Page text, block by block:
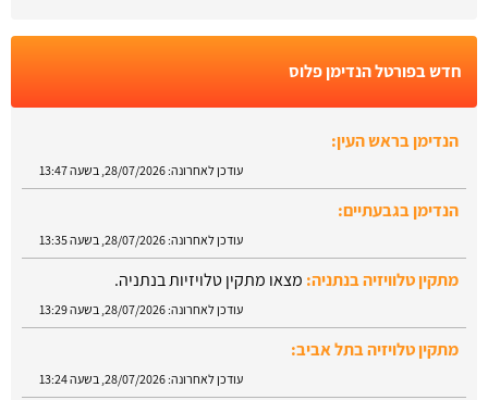
חדש בפורטל הנדימן פלוס
הנדימן בראש העין:
עודכן לאחרונה:28/07/2026, בשעה 13:47
הנדימן בגבעתיים:
עודכן לאחרונה: 28/07/2026, בשעה 13:35
מתקין טלוויזיה בנתניה:
עודכן לאחרונה: 28/07/2026, בשעה 13:29
מתקין טלויזיה בתל אביב:
עודכן לאחרונה: 28/07/2026, בשעה 13:24
הנדימן בטבריה:
עודכן לאחרונה: 28/07/2026, בשעה 13:52